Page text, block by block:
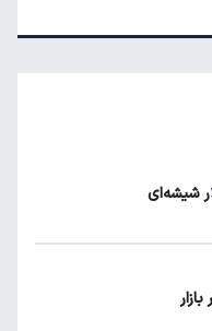
احتمال دارد؟
شیشه‌ای